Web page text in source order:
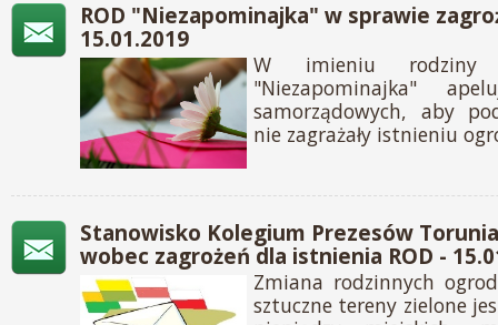
ROD "Niezapominajka" w sprawie
15.01.2019
W imieniu rodziny
"Niezapominajka"
samorządowych, aby
nie zagrażały istnieniu
Stanowisko Kolegium Prezesów
wobec zagrożeń dla istnienia ROD -
Zmiana rodzinnych
sztuczne tereny zielone